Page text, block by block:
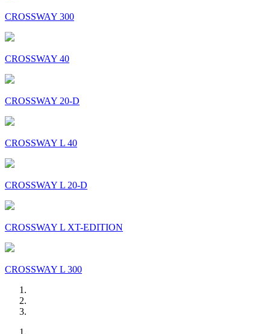
CROSSWAY 300
CROSSWAY 40
CROSSWAY 20-D
CROSSWAY L 40
CROSSWAY L 20-D
CROSSWAY L XT-EDITION
CROSSWAY L 300